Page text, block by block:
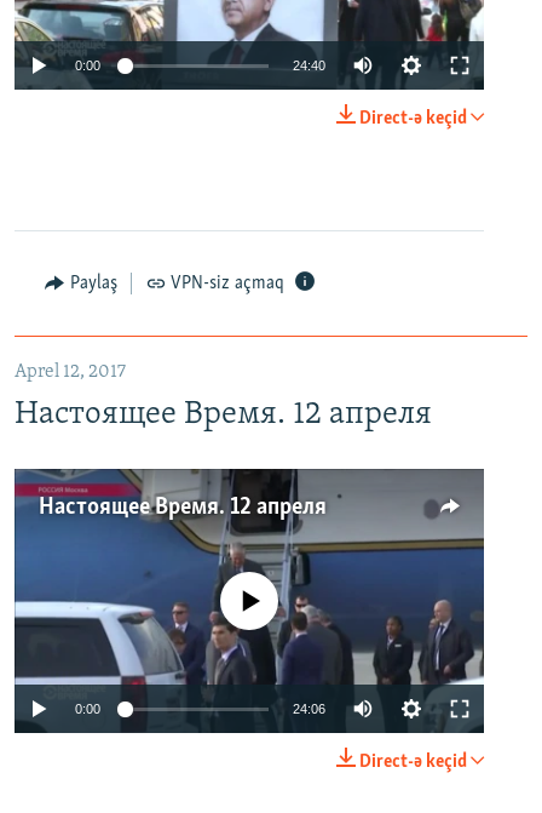
0:00 24:40
Direct-ə keçid
Paylaş VPN-siz açmaq
Aprel 12, 2017
Настоящее Время. 12 апреля
Настоящее Время. 12 апреля
No media source currently available
0:00 24:06
Direct-ə keçid